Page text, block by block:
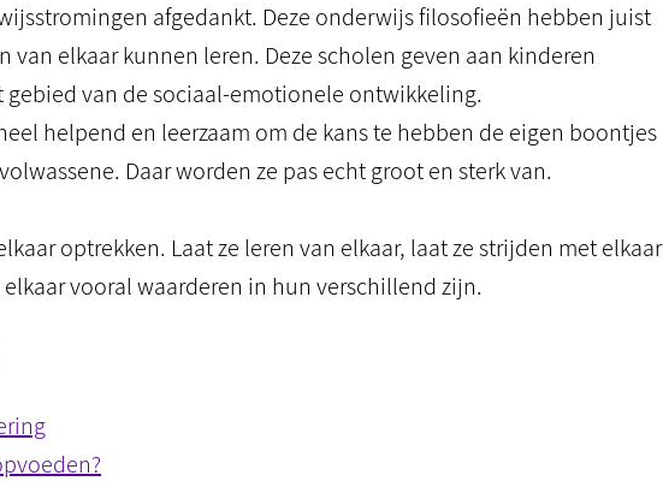
afgedankt. Deze onderwijs filosofieën hebben juist
elkaar kunnen leren. Deze scholen geven aan kinderen
van de sociaal-emotionele ontwikkeling.
helpend en leerzaam om de kans te hebben de eigen boontjes
Daar worden ze pas echt groot en sterk van.
optrekken. Laat ze leren van elkaar, laat ze strijden met elkaar
vooral waarderen in hun verschillend zijn.